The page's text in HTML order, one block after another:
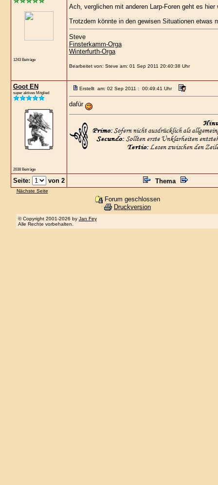
1243 Beiträge
Ach, verglichen mit anderen Larp-Foren geht es
Trotzdem könnte in den gewisen Situationen etwas
Steve
Finsterkamm-Orga
Winterfurth-Orga
Bearbeitet von: Steve am: 01 Sep 2011 20:40:38 Uhr
Goot EN
super aktives Mitglied
2038 Beiträge
Erstellt am: 02 Sep 2011 : 00:49:41 Uhr
dafür
Seite: von 2 Thema
Nächste Seite
Forum geschlossen
Druckversion
© Copyright 2001-2026 by Jan Fey
Alle Rechte vorbehalten.